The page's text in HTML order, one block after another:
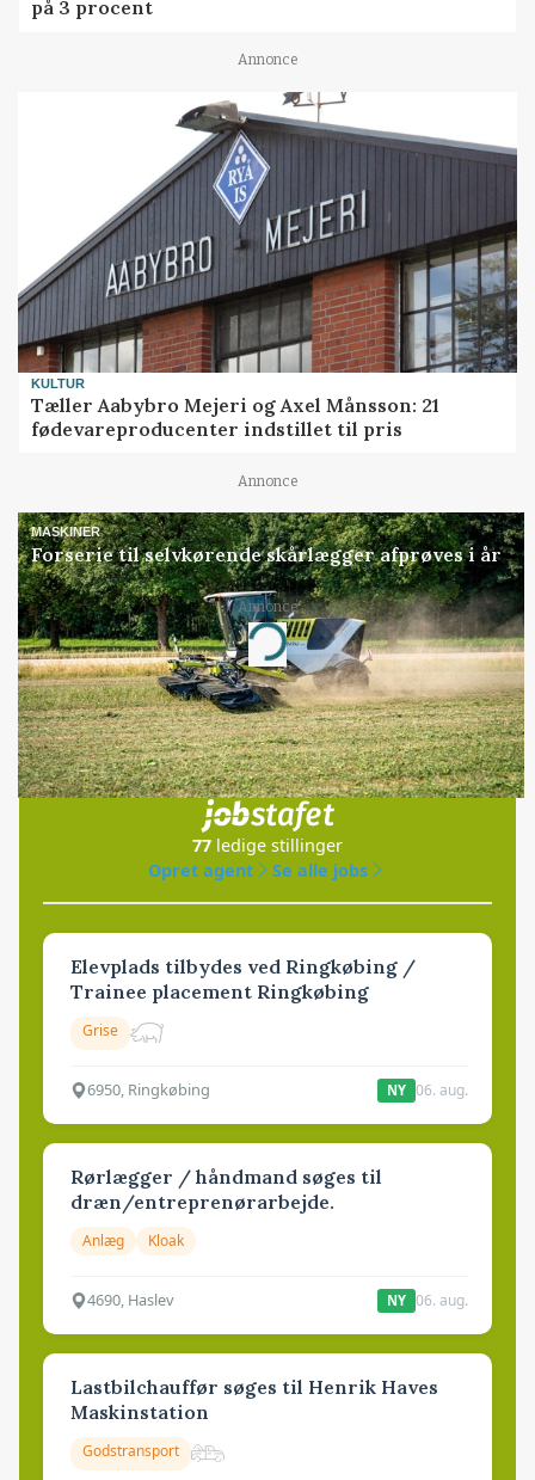
på 3 procent
Annonce
KULTUR
Tæller Aabybro Mejeri og Axel Månsson: 21
fødevareproducenter indstillet til pris
Annonce
MASKINER
Forserie til selvkørende skårlægger afprøves i år
Annonce
Loading...
Jobs
i samarbejde med
77 ledige stillinger
Opret agent
Se alle jobs
Elevplads tilbydes ved Ringkøbing /
Trainee placement Ringkøbing
Grise
6950, Ringkøbing NY 06. aug.
Rørlægger / håndmand søges til
dræn/entreprenørarbejde.
Anlæg Kloak
4690, Haslev NY 06. aug.
Lastbilchauffør søges til Henrik Haves
Maskinstation
Godstransport